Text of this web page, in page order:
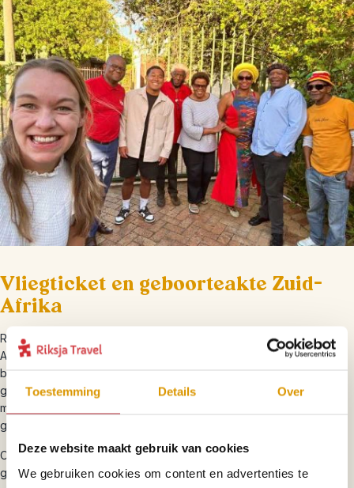
Toestemming Details Over
Deze website maakt gebruik van cookies
We gebruiken cookies om content en advertenties te
Vliegticket en geboorteakte Zuid-
Afrika
Recent heeft het Ministerie van Binnenlandse Zaken van Zuid-
Afrika een aanpassing van de immigratiewetgeving ingevoerd. Dit
betekent dat je officieel niet verplicht bent om een originele
geboorteakte of een uittreksel daarvan bij je te dragen als je met
minderjarigen reist. Alleen bij uitzondering wordt hier nog om
gevraagd.
Ondanks deze wijzigingen blijven wij adviseren om een
geboorteakte of (internationaal) uittreksel daarvan mee te nemen,